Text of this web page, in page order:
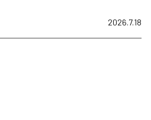
2026.7.18